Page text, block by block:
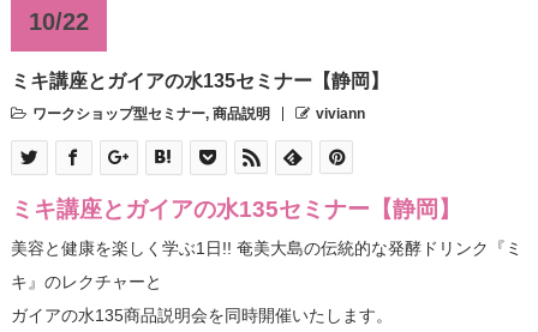
10/22
ミキ講座とガイアの水135セミナー【静岡】
ワークショップ型セミナー, 商品説明 viviann
ミキ講座とガイアの水135セミナー【静岡】
美容と健康を楽しく学ぶ1日!! 奄美大島の伝統的な発酵ドリンク『ミ
キ』のレクチャーと
ガイアの水135商品説明会を同時開催いたします。